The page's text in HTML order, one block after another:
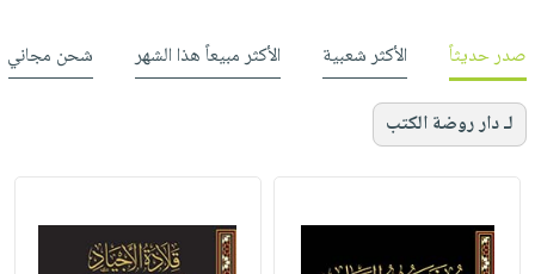
صدر حديثاً الأكثر شعبية الأكثر مبيعاً هذا الشهر شحن مجاني
لـ دار روضة الكتب